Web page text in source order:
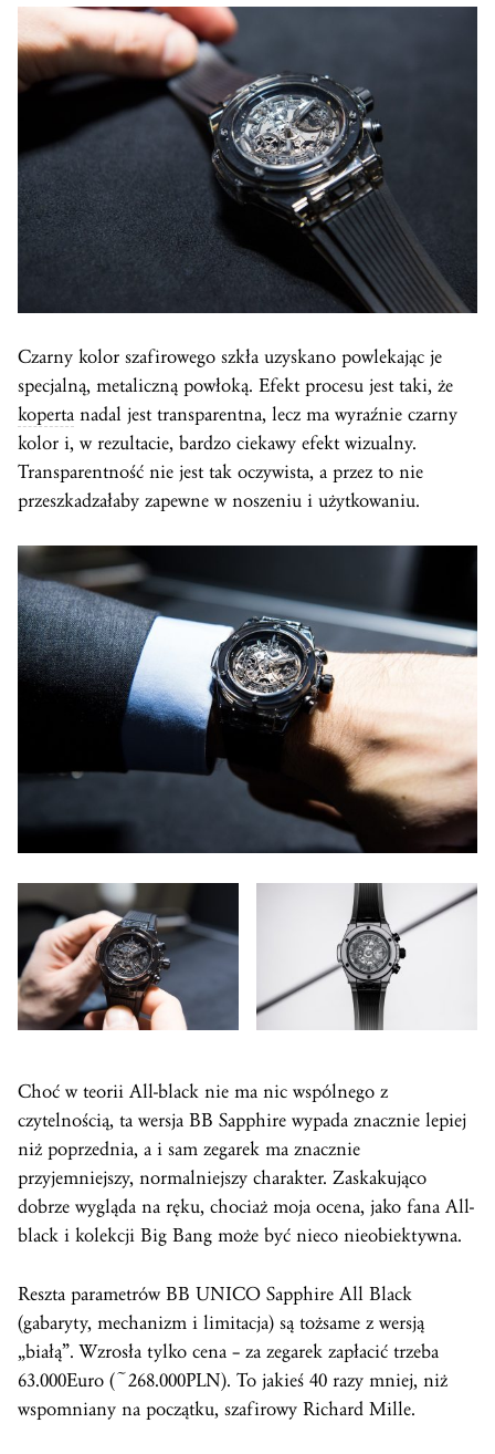
Czarny kolor szafirowego szkła uzyskano powlekając je
specjalną, metaliczną powłoką. Efekt procesu jest taki, że
koperta nadal jest transparentna, lecz ma wyraźnie czarny
kolor i, w rezultacie, bardzo ciekawy efekt wizualny.
Transparentność nie jest tak oczywista, a przez to nie
przeszkadzałaby zapewne w noszeniu i użytkowaniu.
Choć w teorii All-black nie ma nic wspólnego z
czytelnością, ta wersja BB Sapphire wypada znacznie lepiej
niż poprzednia, a i sam zegarek ma znacznie
przyjemniejszy, normalniejszy charakter. Zaskakująco
dobrze wygląda na ręku, chociaż moja ocena, jako fana All-
black i kolekcji Big Bang może być nieco nieobiektywna.
Reszta parametrów BB UNICO Sapphire All Black
(gabaryty, mechanizm i limitacja) są tożsame z wersją
„białą”. Wzrosła tylko cena – za zegarek zapłacić trzeba
63.000Euro (~268.000PLN). To jakieś 40 razy mniej, niż
wspomniany na początku, szafirowy Richard Mille.